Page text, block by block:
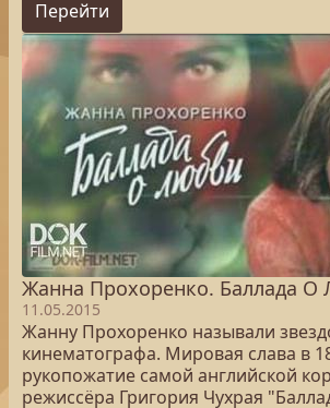
Перейти
Жанна Прохоренко. Баллада О
11.05.2015
Жанну Прохоренко называли
кинематографа. Мировая слава в
рукопожатие самой английской
режиссёра Григория Чухрая